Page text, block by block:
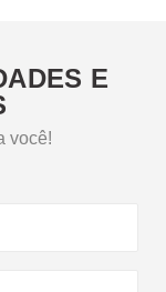
E
você!